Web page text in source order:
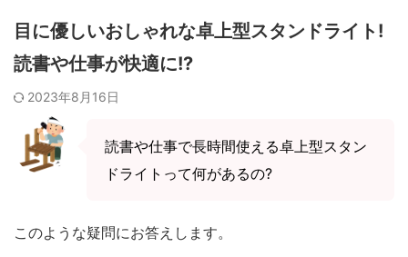
目に優しいおしゃれな卓上型スタンドライト!
読書や仕事が快適に!?
2023年8月16日
読書や仕事で長時間使える卓上型スタン
ドライトって何があるの?
このような疑問にお答えします。